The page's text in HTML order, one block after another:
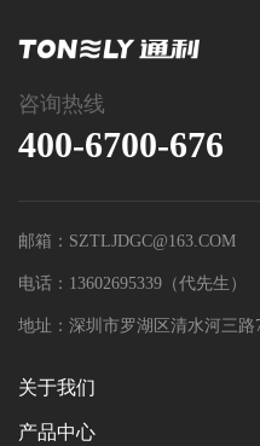
关于我们
产品中心
咨询热线
400-6700-676
邮箱：SZTLJDGC@163.COM
电话：13602695339（代先生）
地址：深圳市罗湖区清水河三路